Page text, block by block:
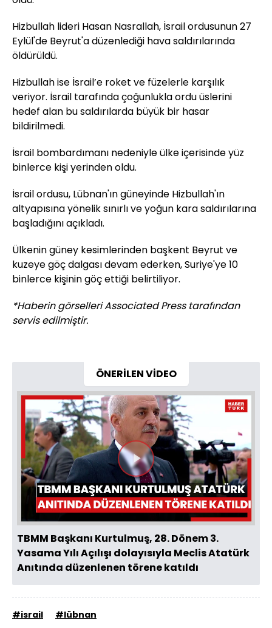
Hizbullah lideri Hasan Nasrallah, İsrail ordusunun 27
Eylül'de Beyrut'a düzenlediği hava saldırılarında
öldürüldü.
Hizbullah ise İsrail’e roket ve füzelerle karşılık
veriyor. İsrail tarafında çoğunlukla ordu üslerini
hedef alan bu saldırılarda büyük bir hasar
bildirilmedi.
İsrail bombardımanı nedeniyle ülke içerisinde yüz
binlerce kişi yerinden oldu.
İsrail ordusu, Lübnan'ın güneyinde Hizbullah'ın
altyapısına yönelik sınırlı ve yoğun kara saldırılarına
başladığını açıkladı.
Ülkenin güney kesimlerinden başkent Beyrut ve
kuzeye göç dalgası devam ederken, Suriye'ye 10
binlerce kişinin göç ettiği belirtiliyor.
*Haberin görselleri Associated Press tarafından
servis edilmiştir.
ÖNERİLEN VİDEO
Videoyu
Oynat
TBMM Başkanı Kurtulmuş, 28. Dönem 3.
Yasama Yılı Açılışı dolayısıyla Meclis Atatürk
Anıtında düzenlenen törene katıldı
#israil #lübnan